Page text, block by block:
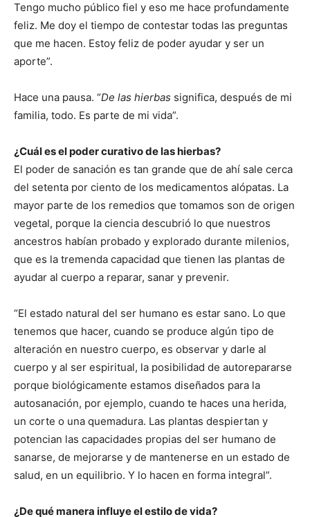
Tengo mucho público fiel y eso me hace profundamente
feliz. Me doy el tiempo de contestar todas las preguntas
que me hacen. Estoy feliz de poder ayudar y ser un
aporte”.
Hace una pausa. “De las hierbas significa, después de mi
familia, todo. Es parte de mi vida”.
¿Cuál es el poder curativo de las hierbas?
El poder de sanación es tan grande que de ahí sale cerca
del setenta por ciento de los medicamentos alópatas. La
mayor parte de los remedios que tomamos son de origen
vegetal, porque la ciencia descubrió lo que nuestros
ancestros habían probado y explorado durante milenios,
que es la tremenda capacidad que tienen las plantas de
ayudar al cuerpo a reparar, sanar y prevenir.
“El estado natural del ser humano es estar sano. Lo que
tenemos que hacer, cuando se produce algún tipo de
alteración en nuestro cuerpo, es observar y darle al
cuerpo y al ser espiritual, la posibilidad de autorepararse
porque biológicamente estamos diseñados para la
autosanación, por ejemplo, cuando te haces una herida,
un corte o una quemadura. Las plantas despiertan y
potencian las capacidades propias del ser humano de
sanarse, de mejorarse y de mantenerse en un estado de
salud, en un equilibrio. Y lo hacen en forma integral”.
¿De qué manera influye el estilo de vida?